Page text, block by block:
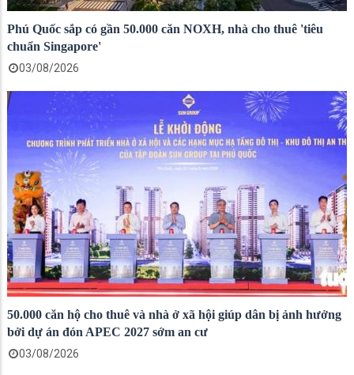
Phú Quốc sắp có gần 50.000 căn NOXH, nhà cho thuê 'tiêu
chuẩn Singapore'
03/08/2026
50.000 căn hộ cho thuê và nhà ở xã hội giúp dân bị ảnh hưởng
bởi dự án đón APEC 2027 sớm an cư
03/08/2026